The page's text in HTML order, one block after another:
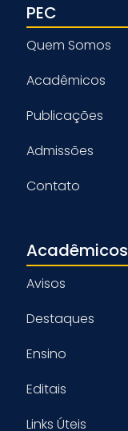
PEC
Quem Somos
Acadêmicos
Publicações
Admissões
Contato
Acadêmicos
Avisos
Destaques
Ensino
Editais
Links Úteis